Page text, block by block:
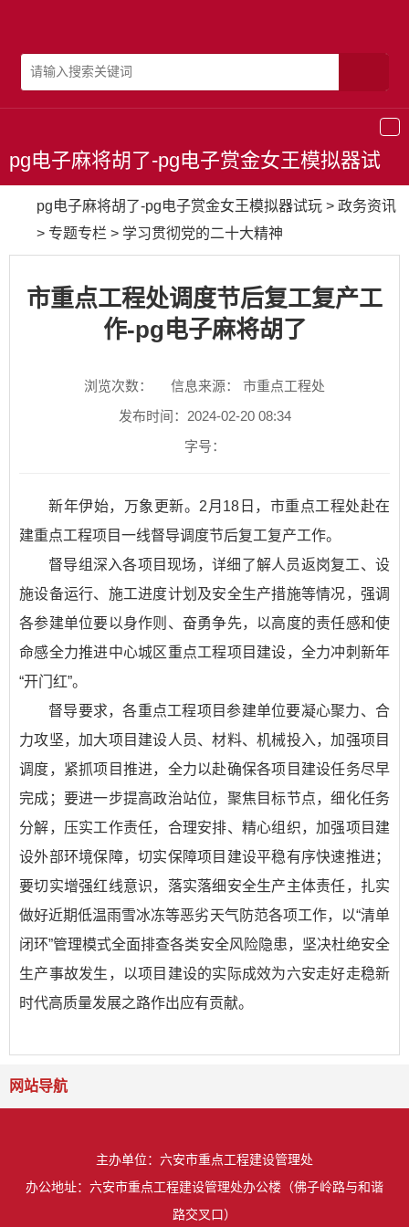
导
pg电子麻将胡了-pg电子赏金女王模拟器试
pg电子麻将胡了-pg电子赏金女王模拟器试玩 > 政务资讯
> 专题专栏 > 学习贯彻党的二十大精神
市重点工程处调度节后复工复产工
作-pg电子麻将胡了
浏览次数：
信息来源： 市重点工程处
发布时间：2024-02-20 08:34
字号：
新年伊始，万象更新。2月18日，市重点工程处赴在
建重点工程项目一线督导调度节后复工复产工作。
督导组深入各项目现场，详细了解人员返岗复工、设
施设备运行、施工进度计划及安全生产措施等情况，强调
各参建单位要以身作则、奋勇争先，以高度的责任感和使
命感全力推进中心城区重点工程项目建设，全力冲刺新年
“开门红”。
督导要求，各重点工程项目参建单位要凝心聚力、合
力攻坚，加大项目建设人员、材料、机械投入，加强项目
调度，紧抓项目推进，全力以赴确保各项目建设任务尽早
完成；要进一步提高政治站位，聚焦目标节点，细化任务
分解，压实工作责任，合理安排、精心组织，加强项目建
设外部环境保障，切实保障项目建设平稳有序快速推进；
要切实增强红线意识，落实落细安全生产主体责任，扎实
做好近期低温雨雪冰冻等恶劣天气防范各项工作，以“清单
闭环”管理模式全面排查各类安全风险隐患，坚决杜绝安全
生产事故发生，以项目建设的实际成效为六安走好走稳新
时代高质量发展之路作出应有贡献。
网站导航
主办单位：六安市重点工程建设管理处
办公地址：六安市重点工程建设管理处办公楼（佛子岭路与和谐
路交叉口）